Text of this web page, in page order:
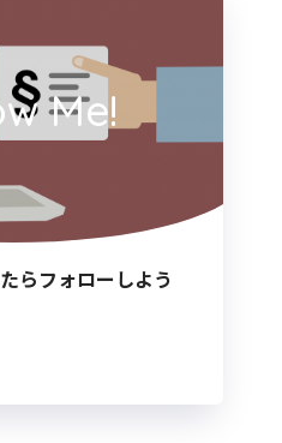
Me!
らフォローしよう